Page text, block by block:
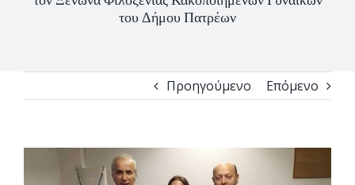
του Δήμου Πατρέων
Προηγούμενο Επόμενο